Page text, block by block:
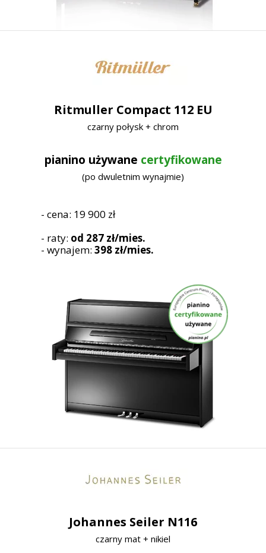
Johannes Seiler N116
czarny mat + nikiel
Ritmuller Compact 112 EU
czarny połysk + chrom
pianino używane certyfikowane
(po dwuletnim wynajmie)
- cena: 19 900 zł
- raty: od 287 zł/mies.
- wynajem: 398 zł/mies.